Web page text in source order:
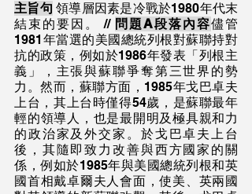
主旨句 領導層因素是冷戰於1980年代末
結束的要因。 // 問題A段落內容儘管
1981年當選的美國總統列根對蘇聯持對
抗的政策，例如於1986年發表「列根主
義」，主張與蘇聯爭奪第三世界的勢
力。然而，蘇聯方面，1985年戈巴卓夫
上台，其上台時僅得54歲，是蘇聯最年
輕的領導人，也是最開明及極具親和力
的政治家及外交家。於戈巴卓夫上台
後，其隨即致力改善與西方國家的關
係，例如於1985年與美國總統列根和英
國首相戴卓爾夫人會面，使美、英兩國